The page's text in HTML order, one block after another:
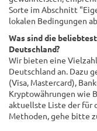
Sorte im Abschnitt
lokalen Bedingungen
Was sind die
Deutschland?
Wir bieten eine
Deutschland an. Dazu
(Visa, Mastercard),
Kryptowährungen wie
aktuellste Liste der für
Methoden, gehe bitte